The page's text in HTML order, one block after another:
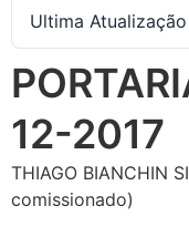
Ultima Atualização
12-2017
THIAGO BIANCHIN
comissionado)